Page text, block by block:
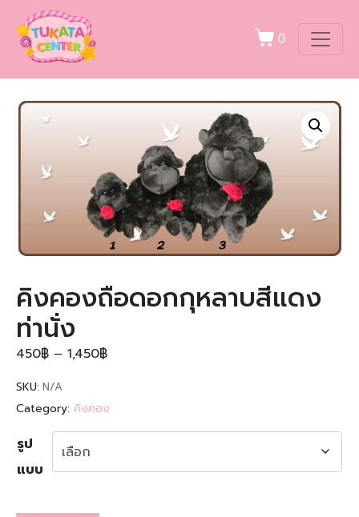
0
คิงคองถือดอกกุหลาบสีแดง
ท่านั่ง
450฿ – 1,450฿
SKU: N/A
Category: คิงคอง
รูป
แบบ